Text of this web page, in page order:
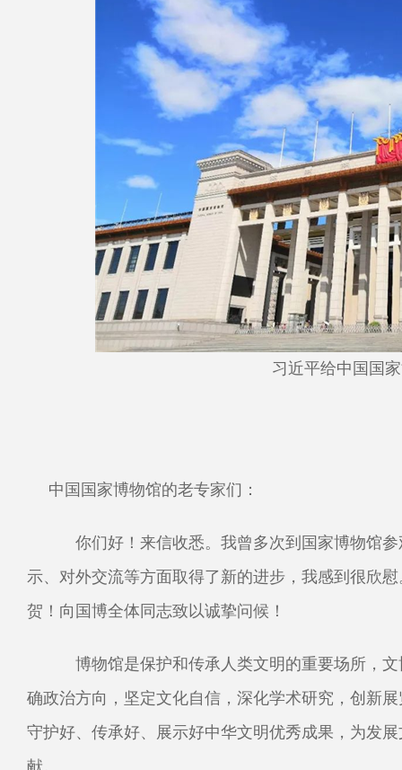
习近平给中国国
中国国家博物馆的老专家们：
你们好！来信收悉。我曾多次到国家博物馆参
示、对外交流等方面取得了新的进步，我感到很欣
贺！向国博全体同志致以诚挚问候！
博物馆是保护和传承人类文明的重要场所，文
确政治方向，坚定文化自信，深化学术研究，创新
守护好、传承好、展示好中华文明优秀成果，为发
献。